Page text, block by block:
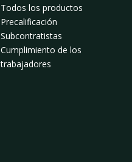
Todos los productos
Precalificación
Subcontratistas
Cumplimiento de los
trabajadores